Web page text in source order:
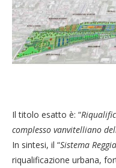
Il titolo esatto è: “
complesso vanvitelliano
In sintesi, il “Sistema Reggia
riqualificazione urbana,